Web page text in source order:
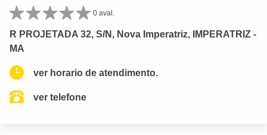
0 aval.
R PROJETADA 32, S/N, Nova Imperatriz, IMPERATRIZ -
MA
ver horario de atendimento.
ver telefone